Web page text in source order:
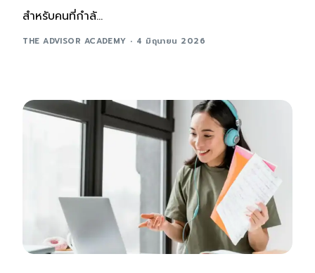
สำหรับคนที่กำลั...
THE ADVISOR ACADEMY 4 มิถุนายน 2026